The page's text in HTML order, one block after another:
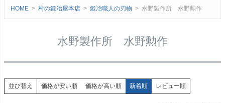
HOME 村の鍛冶屋本店 鍛冶職人の刃物 水野製作所 水野勲作
水野製作所 水野勲作
並び替え 価格が安い順 価格が高い順 新着順 レビュー順